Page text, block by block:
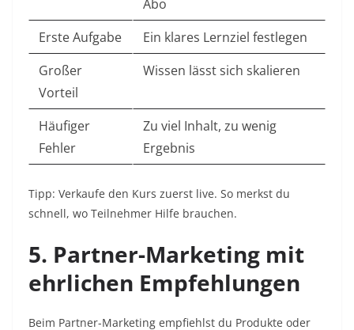
Abo
Erste Aufgabe
Ein klares Lernziel festlegen
Großer
Vorteil
Wissen lässt sich skalieren
Häufiger
Fehler
Zu viel Inhalt, zu wenig
Ergebnis
Tipp: Verkaufe den Kurs zuerst live. So merkst du
schnell, wo Teilnehmer Hilfe brauchen.
5. Partner-Marketing mit
ehrlichen Empfehlungen
Beim Partner-Marketing empfiehlst du Produkte oder